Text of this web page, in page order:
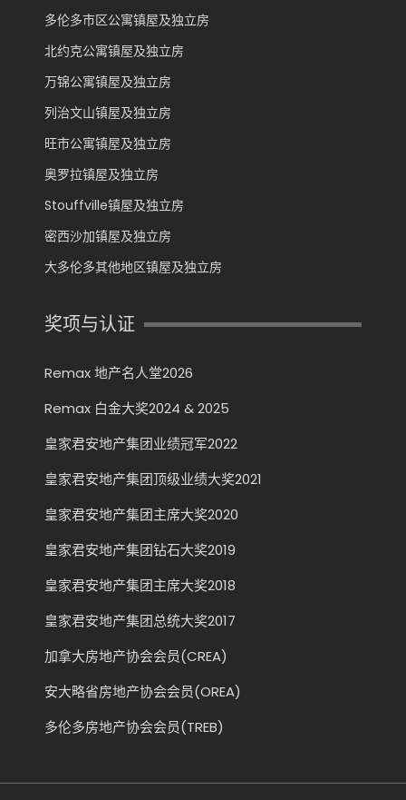
多伦多市区公寓镇屋及独立房
北约克公寓镇屋及独立房
万锦公寓镇屋及独立房
列治文山镇屋及独立房
旺市公寓镇屋及独立房
奥罗拉镇屋及独立房
Stouffville镇屋及独立房
密西沙加镇屋及独立房
大多伦多其他地区镇屋及独立房
奖项与认证
Remax 地产名人堂2026
Remax 白金大奖2024 & 2025
皇家君安地产集团业绩冠军2022
皇家君安地产集团顶级业绩大奖2021
皇家君安地产集团主席大奖2020
皇家君安地产集团钻石大奖2019
皇家君安地产集团主席大奖2018
皇家君安地产集团总统大奖2017
加拿大房地产协会会员(CREA)
安大略省房地产协会会员(OREA)
多伦多房地产协会会员(TREB)